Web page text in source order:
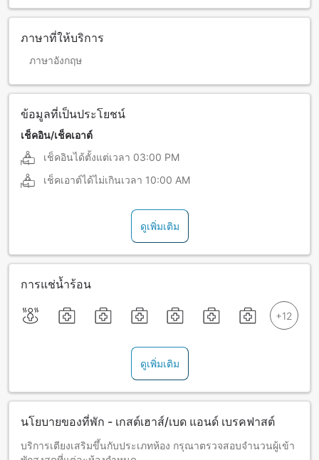
ภาษาที่ให้บริการ
ภาษาอังกฤษ
ข้อมูลที่เป็นประโยชน์
เช็คอิน/เช็คเอาต์
เช็คอินได้ตั้งแต่เวลา 03:00 PM
เช็คเอาต์ได้ไม่เกินเวลา 10:00 AM
ดูเพิ่มเติม
การแช่น้ำร้อน
ดูเพิ่มเติม
นโยบายของที่พัก - เกสต์เฮาส์/เบด แอนด์ เบรคฟาสต์
บริการเตียงเสริมขึ้นกับประเภทห้อง กรุณาตรวจสอบจำนวนผู้เข้า